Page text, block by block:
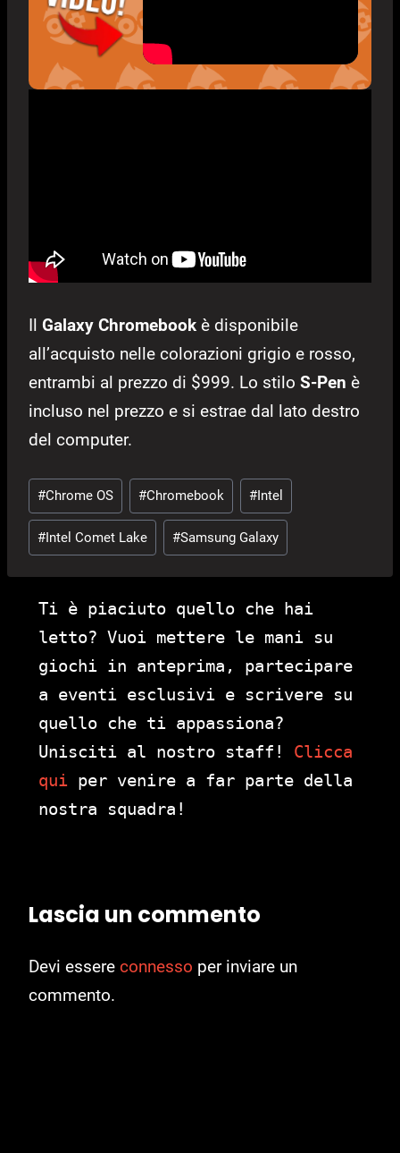
Il Galaxy Chromebook è disponibile
all’acquisto nelle colorazioni grigio e rosso,
entrambi al prezzo di $999. Lo stilo S-Pen è
incluso nel prezzo e si estrae dal lato destro
del computer.
Tag
articolo:
#Chrome OS #Chromebook #Intel
#Intel Comet Lake #Samsung Galaxy
Ti è piaciuto quello che hai
letto? Vuoi mettere le mani su
giochi in anteprima, partecipare
a eventi esclusivi e scrivere su
quello che ti appassiona?
Unisciti al nostro staff! Clicca
qui per venire a far parte della
nostra squadra!
Lascia un commento
Devi essere connesso per inviare un
commento.